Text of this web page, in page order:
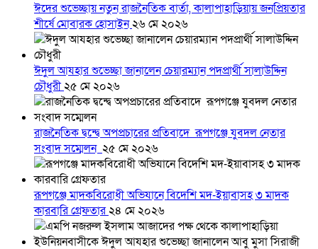
ঈদের শুভেচ্ছায় নতুন রাজনৈতিক বার্তা, কালাপাহাড়িয়ায় জনপ্রিয়তার
শীর্ষে মোবারক হোসাইন২৬ মে ২০২৬
ঈদুল আযহার শুভেচ্ছা জানালেন চেয়ারম্যান পদপ্রার্থী সালাউদ্দিন
চৌধুরী২৫ মে ২০২৬
রাজনৈতিক দ্বন্দ্বে অপপ্রচারের প্রতিবাদে ‎রূপগঞ্জে যুবদল নেতার
সংবাদ সম্মেলন ‎ ২৫ মে ২০২৬
রূপগঞ্জে মাদকবিরোধী অভিযানে বিদেশি মদ-ইয়াবাসহ ৩ মাদক
কারবারি গ্রেফতার২৪ মে ২০২৬